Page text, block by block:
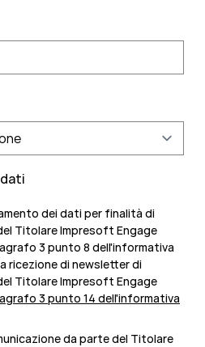
dei dati per finalità di
Titolare Impresoft Engage
3 punto 8 dell'informativa
ricezione di newsletter di
Titolare Impresoft Engage
3 punto 14 dell'informativa
da parte del Titolare